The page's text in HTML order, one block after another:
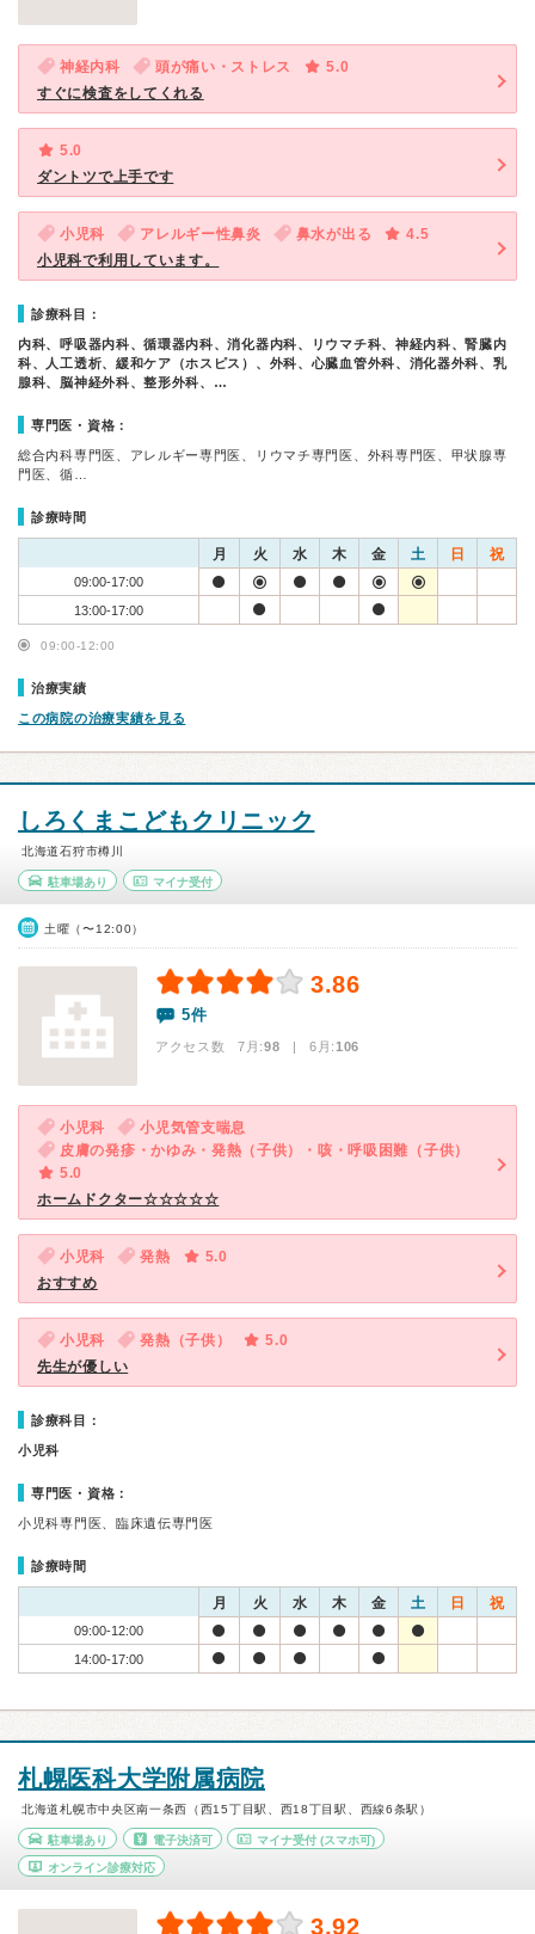
神経内科 頭が痛い・ストレス
5.0
すぐに検査をしてくれる
5.0
ダントツで上手です
小児科 アレルギー性鼻炎 鼻水が出る
4.5
小児科で利用しています。
診療科目：
内科、呼吸器内科、循環器内科、消化器内科、リウマチ科、神経内科、腎臓内
科、人工透析、緩和ケア（ホスピス）、外科、心臓血管外科、消化器外科、乳
腺科、脳神経外科、整形外科、…
専門医・資格：
総合内科専門医、アレルギー専門医、リウマチ専門医、外科専門医、甲状腺専
門医、循…
診療時間
月 火 水 木 金 土 日 祝
09:00-17:00
13:00-17:00
09:00-12:00
治療実績
この病院の治療実績を見る
しろくまこどもクリニック
北海道石狩市樽川
駐車場あり マイナ受付
土曜（〜12:00）
3.86
5件
アクセス数 7月:98 | 6月:106
小児科
小児気管支喘息
皮膚の発疹・かゆみ・発熱（子供）・咳・呼吸困難（子供）
5.0
ホームドクター☆☆☆☆☆
小児科 発熱
5.0
おすすめ
小児科 発熱（子供）
5.0
先生が優しい
診療科目：
小児科
専門医・資格：
小児科専門医、臨床遺伝専門医
診療時間
月 火 水 木 金 土 日 祝
09:00-12:00
14:00-17:00
札幌医科大学附属病院
北海道札幌市中央区南一条西（西15丁目駅、西18丁目駅、西線6条駅）
駐車場あり 電子決済可 マイナ受付 (スマホ可)
オンライン診療対応
3.92